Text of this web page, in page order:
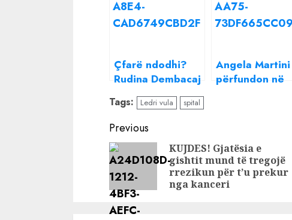
Çfarë ndodhi?
Rudina Dembacaj
përfundon në
spital
Angela Martini
përfundon në
Tags: Ledri vula spital
Continue
Reading
Previous
KUJDES! Gjatësia e
gishtit mund të tregojë
rrezikun për t’u prekur
nga kanceri